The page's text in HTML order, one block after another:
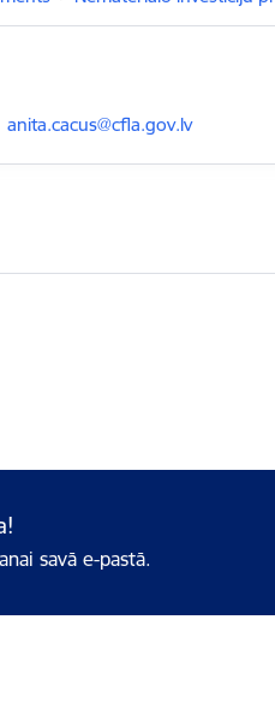
E-pasts:
anita.cacus@cfla.gov.lv
savā e-pastā.